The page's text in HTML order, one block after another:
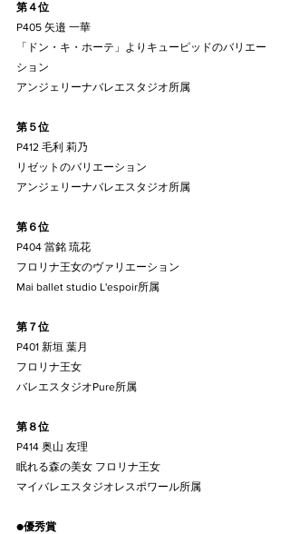
第４位
P405 矢邉 一華
「ドン・キ・ホーテ」よりキューピッドのバリエー
ション
アンジェリーナバレエスタジオ所属
第５位
P412 毛利 莉乃
リゼットのバリエーション
アンジェリーナバレエスタジオ所属
第６位
P404 當銘 琉花
フロリナ王女のヴァリエーション
Mai ballet studio L'espoir所属
第７位
P401 新垣 葉月
フロリナ王女
バレエスタジオPure所属
第８位
P414 奥山 友理
眠れる森の美女 フロリナ王女
マイバレエスタジオレスポワール所属
●優秀賞